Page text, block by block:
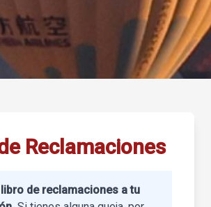
Reclamaciones
de reclamaciones a tu